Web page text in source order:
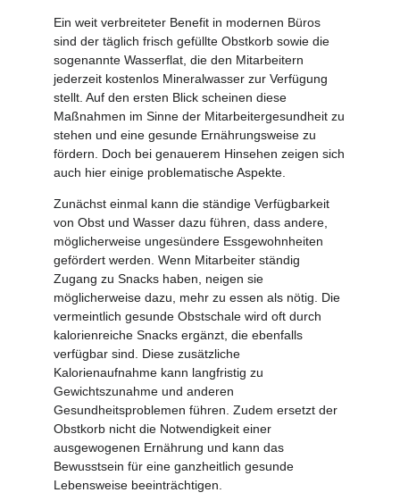
Ein weit verbreiteter Benefit in modernen Büros
sind der täglich frisch gefüllte Obstkorb sowie die
sogenannte Wasserflat, die den Mitarbeitern
jederzeit kostenlos Mineralwasser zur Verfügung
stellt. Auf den ersten Blick scheinen diese
Maßnahmen im Sinne der Mitarbeitergesundheit zu
stehen und eine gesunde Ernährungsweise zu
fördern. Doch bei genauerem Hinsehen zeigen sich
auch hier einige problematische Aspekte.
Zunächst einmal kann die ständige Verfügbarkeit
von Obst und Wasser dazu führen, dass andere,
möglicherweise ungesündere Essgewohnheiten
gefördert werden. Wenn Mitarbeiter ständig
Zugang zu Snacks haben, neigen sie
möglicherweise dazu, mehr zu essen als nötig. Die
vermeintlich gesunde Obstschale wird oft durch
kalorienreiche Snacks ergänzt, die ebenfalls
verfügbar sind. Diese zusätzliche
Kalorienaufnahme kann langfristig zu
Gewichtszunahme und anderen
Gesundheitsproblemen führen. Zudem ersetzt der
Obstkorb nicht die Notwendigkeit einer
ausgewogenen Ernährung und kann das
Bewusstsein für eine ganzheitlich gesunde
Lebensweise beeinträchtigen.